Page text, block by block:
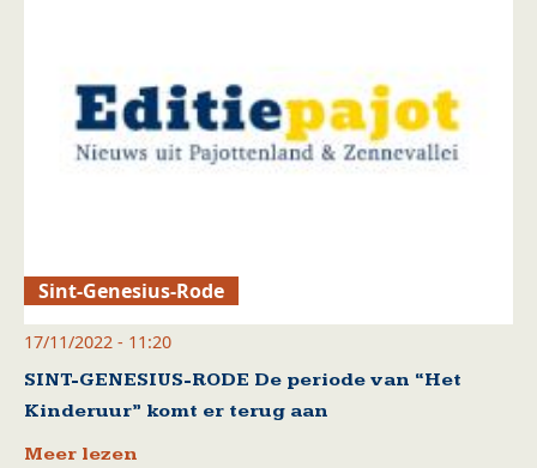
Sint-Genesius-Rode
17/11/2022 - 11:20
SINT-GENESIUS-RODE De periode van “Het
Kinderuur” komt er terug aan
Meer lezen